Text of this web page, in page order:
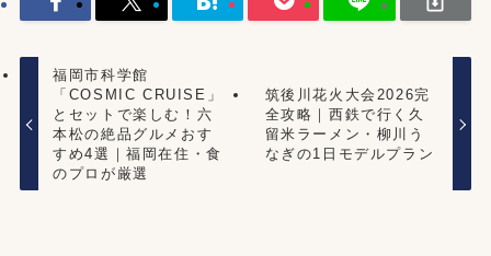
福岡市科学館
「COSMIC CRUISE」
とセットで楽しむ！六
本松の絶品グルメおす
すめ4選｜福岡在住・食
のプロが厳選
筑後川花火大会2026完
全攻略｜西鉄で行く久
留米ラーメン・柳川う
なぎの1日モデルプラン